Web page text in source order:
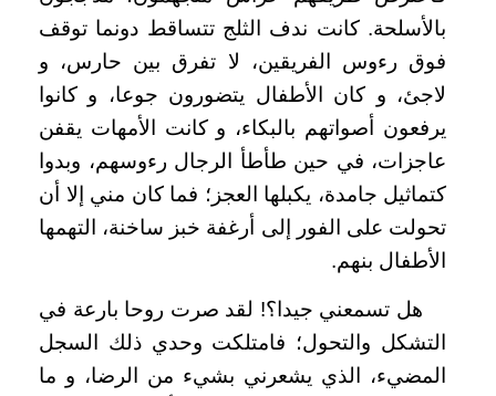
بالأسلحة. كانت ندف الثلج تتساقط دونما توقف
فوق رءوس الفريقين، لا تفرق بين حارس، و
لاجئ، و كان الأطفال يتضورون جوعا، و كانوا
يرفعون أصواتهم بالبكاء، و كانت الأمهات يقفن
عاجزات، في حين طأطأ الرجال رءوسهم، وبدوا
كتماثيل جامدة، يكبلها العجز؛ فما كان مني إلا أن
تحولت على الفور إلى أرغفة خبز ساخنة، التهمها
الأطفال بنهم.
هل تسمعني جيدا؟! لقد صرت روحا بارعة في
التشكل والتحول؛ فامتلكت وحدي ذلك السجل
المضيء، الذي يشعرني بشيء من الرضا، و ما